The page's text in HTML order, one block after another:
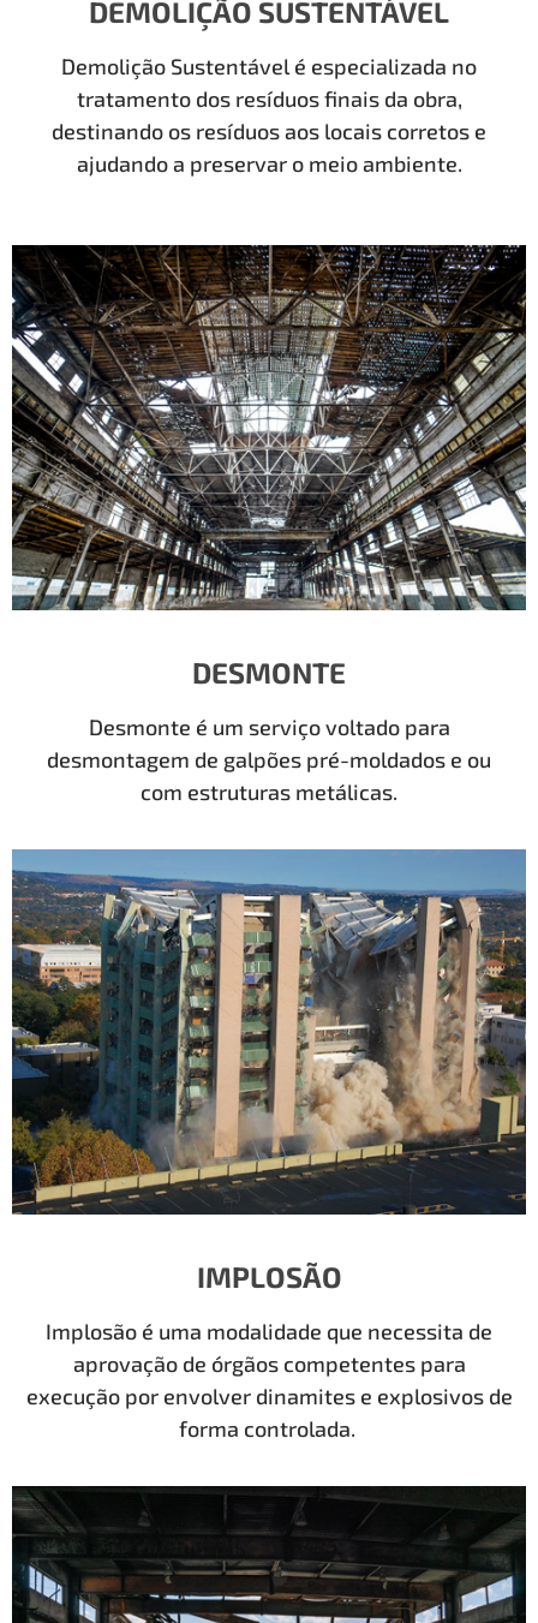
DEMOLIÇÃO SUSTENTÁVEL
Demolição Sustentável é especializada no
tratamento dos resíduos finais da obra,
destinando os resíduos aos locais corretos e
ajudando a preservar o meio ambiente.
DESMONTE
Desmonte é um serviço voltado para
desmontagem de galpões pré-moldados e ou
com estruturas metálicas.
IMPLOSÃO
Implosão é uma modalidade que necessita de
aprovação de órgãos competentes para
execução por envolver dinamites e explosivos de
forma controlada.